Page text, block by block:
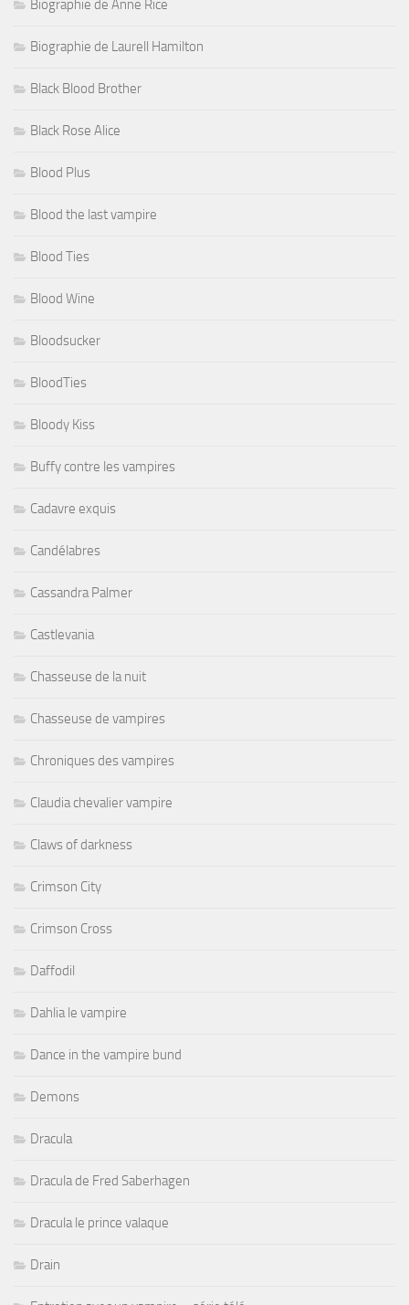
Biographie de Anne Rice
Biographie de Laurell Hamilton
Black Blood Brother
Black Rose Alice
Blood Plus
Blood the last vampire
Blood Ties
Blood Wine
Bloodsucker
BloodTies
Bloody Kiss
Buffy contre les vampires
Cadavre exquis
Candélabres
Cassandra Palmer
Castlevania
Chasseuse de la nuit
Chasseuse de vampires
Chroniques des vampires
Claudia chevalier vampire
Claws of darkness
Crimson City
Crimson Cross
Daffodil
Dahlia le vampire
Dance in the vampire bund
Demons
Dracula
Dracula de Fred Saberhagen
Dracula le prince valaque
Drain